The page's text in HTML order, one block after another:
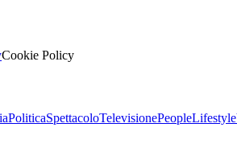
Cookie Policy
PoliticaSpettacoloTelevisionePeopleLifestyle